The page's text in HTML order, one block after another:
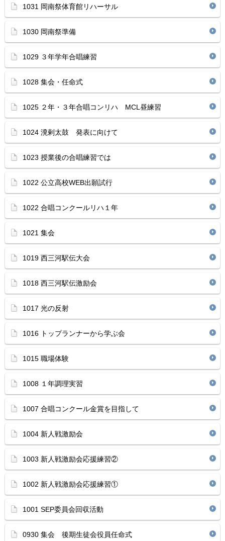
1031 岡南祭体育館リハーサル
1030 岡南祭準備
1029 ３年学年合唱練習
1028 集会・任命式
1025 ２年・３年合唱コンリハ MCL昼練習
1024 溌剌太鼓 発表に向けて
1023 授業後の合唱練習では
1022 公立高校WEB出願試行
1022 合唱コンクールリハ１年
1021 集会
1019 西三河駅伝大会
1018 西三河駅伝激励会
1017 光の反射
1016 トップランナーから学ぶ会
1015 職場体験
1008 １年調理実習
1007 合唱コンクール金賞を目指して
1004 新人戦激励会
1003 新人戦激励会応援練習②
1002 新人戦激励会応援練習①
1001 SEP委員会回収活動
0930 集会 後期生徒会役員任命式